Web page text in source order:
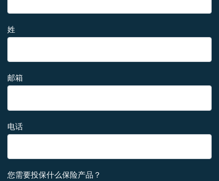
姓
邮箱
电话
您需要投保什么保险产品？